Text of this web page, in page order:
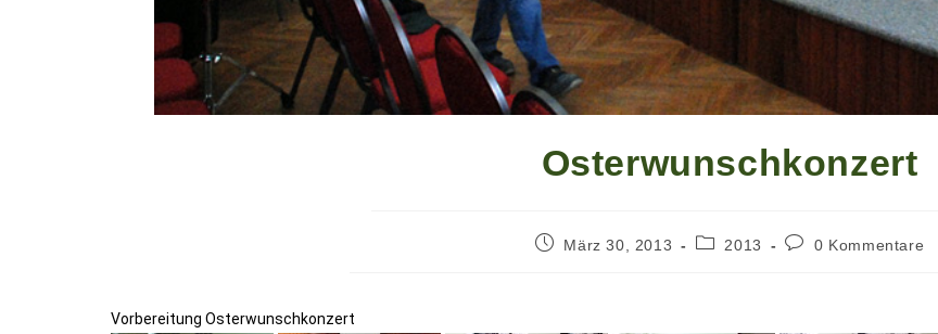
Osterwunschkonzert
März 30, 2013 2013 0 Kommentare
Vorbereitung Osterwunschkonzert